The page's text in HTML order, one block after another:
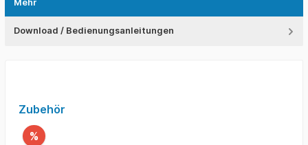
Mehr
Download / Bedienungsanleitungen
Zubehör
%